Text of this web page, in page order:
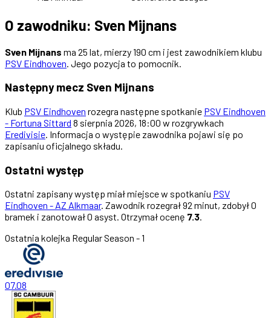
O zawodniku: Sven Mijnans
Sven Mijnans ma 25 lat, mierzy 190 cm i jest zawodnikiem klubu
PSV Eindhoven . Jego pozycja to pomocnik.
Następny mecz Sven Mijnans
Klub PSV Eindhoven rozegra następne spotkanie PSV Eindhoven
- Fortuna Sittard 8 sierpnia 2026, 18:00 w rozgrywkach
Eredivisie. Informacja o występie zawodnika pojawi się po
zapisaniu oficjalnego składu.
Ostatni występ
Ostatni zapisany występ miał miejsce w spotkaniu PSV
Eindhoven - AZ Alkmaar. Zawodnik rozegrał 92 minut, zdobył 0
bramek i zanotował 0 asyst. Otrzymał ocenę 7.3.
Ostatnia kolejka Regular Season - 1
07.08